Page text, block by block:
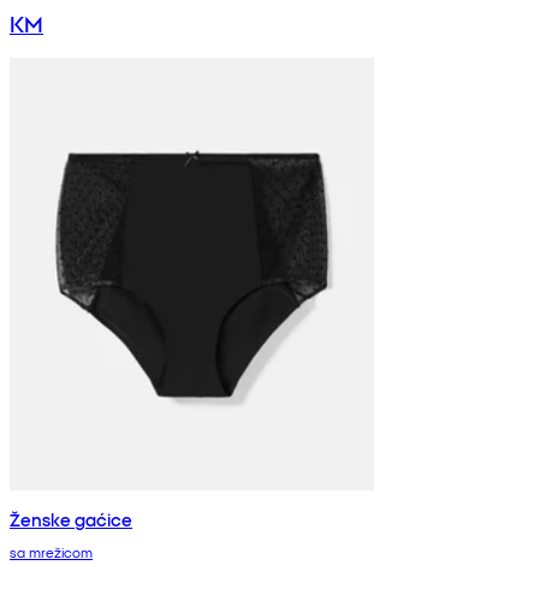
KM
Ženske gaćice
sa mrežicom